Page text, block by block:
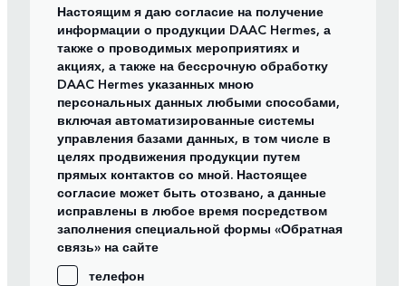
Настоящим я даю согласие на получение
информации о продукции DAAC Hermes, а
также о проводимых мероприятиях и
акциях, а также на бессрочную обработку
DAAC Hermes указанных мною
персональных данных любыми способами,
включая автоматизированные системы
управления базами данных, в том числе в
целях продвижения продукции путем
прямых контактов со мной. Настоящее
согласие может быть отозвано, а данные
исправлены в любое время посредством
заполнения специальной формы «Обратная
связь» на сайте
телефон